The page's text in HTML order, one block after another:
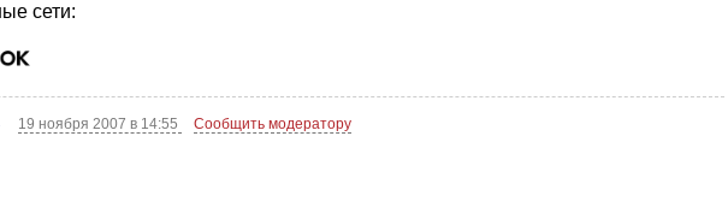
сети:
19 ноября 2007 в 14:55 Сообщить модератору